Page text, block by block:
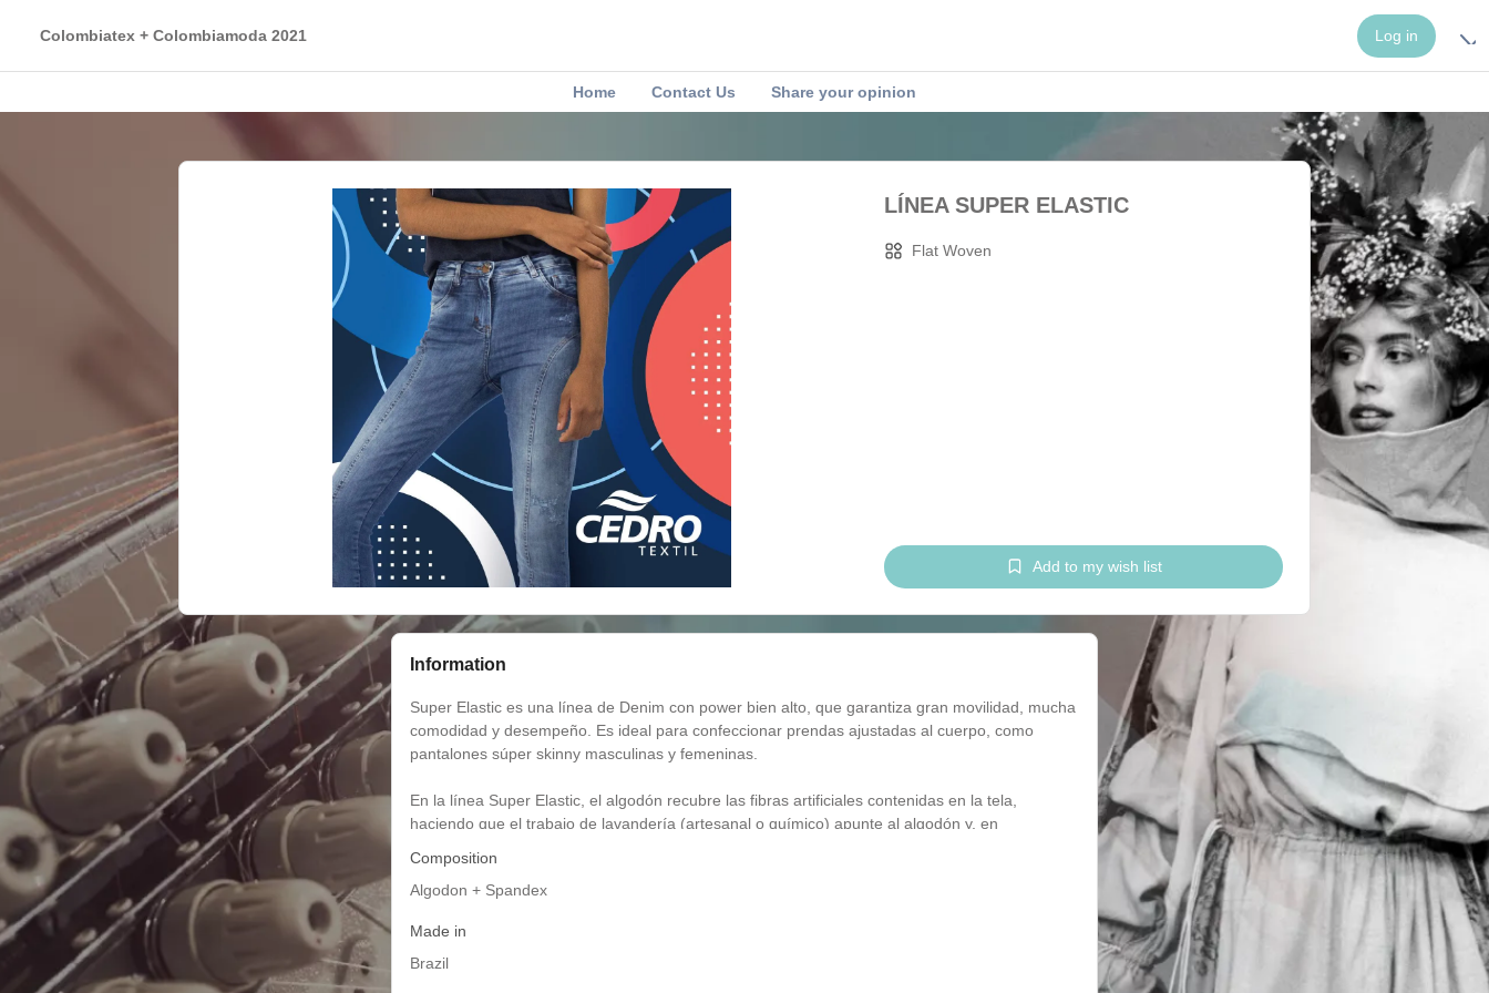
Colombiatex + Colombiamoda 2021 Log in
Home Contact Us Share your opinion
LÍNEA SUPER ELASTIC
Flat Woven
Add to my wish list
Information
Super Elastic es una línea de Denim con power bien alto, que garantiza gran movilidad, mucha
comodidad y desempeño. Es ideal para confeccionar prendas ajustadas al cuerpo, como
pantalones súper skinny masculinas y femeninas.
En la línea Super Elastic, el algodón recubre las fibras artificiales contenidas en la tela,
haciendo que el trabajo de lavandería (artesanal o químico) apunte al algodón y, en
arrugar los hilos.
Composition
Algodon + Spandex
Made in
Brazil